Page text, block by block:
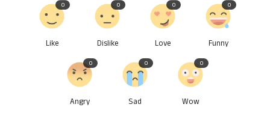
Like
0
Dislike
0
Love
0
Funny
0
Angry
0
Sad
0
Wow
0